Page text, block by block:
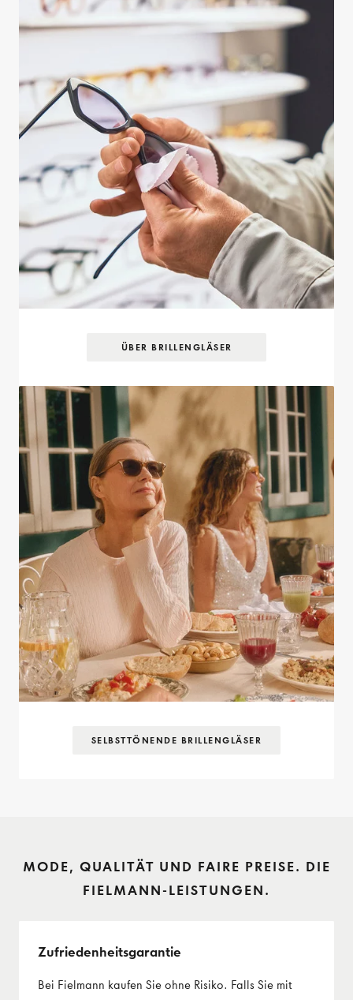
ÜBER BRILLENGLÄSER
SELBSTTÖNENDE BRILLENGLÄSER
MODE, QUALITÄT UND FAIRE PREISE. DIE
FIELMANN-LEISTUNGEN.
Zufriedenheits­garantie
Bei Fielmann kaufen Sie ohne Risiko. Falls Sie mit